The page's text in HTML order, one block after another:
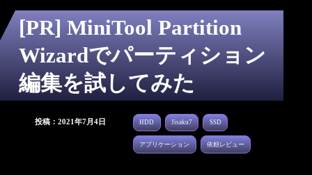
[PR] MiniTool Partition
Wizardでパーティション
編集を試してみた
投稿：2021年7月4日 HDD Jisaku7 SSD
アプリケーション 依頼レビュー